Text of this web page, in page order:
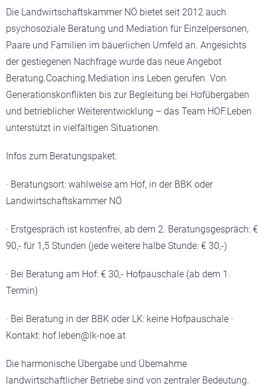
Die Landwirtschaftskammer NÖ bietet seit 2012 auch
psychosoziale Beratung und Mediation für Einzelpersonen,
Paare und Familien im bäuerlichen Umfeld an. Angesichts
der gestiegenen Nachfrage wurde das neue Angebot
Beratung.Coaching.Mediation ins Leben gerufen. Von
Generationskonflikten bis zur Begleitung bei Hofübergaben
und betrieblicher Weiterentwicklung – das Team HOF.Leben
unterstützt in vielfältigen Situationen.
Infos zum Beratungspaket:
· Beratungsort: wahlweise am Hof, in der BBK oder
Landwirtschaftskammer NÖ
· Erstgespräch ist kostenfrei, ab dem 2. Beratungsgespräch: €
90,- für 1,5 Stunden (jede weitere halbe Stunde: € 30,-)
· Bei Beratung am Hof: € 30,- Hofpauschale (ab dem 1.
Termin)
· Bei Beratung in der BBK oder LK: keine Hofpauschale ·
Kontakt: hof.leben@lk-noe.at
Die harmonische Übergabe und Übernahme
landwirtschaftlicher Betriebe sind von zentraler Bedeutung.